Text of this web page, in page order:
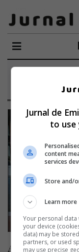
Afacerea
Jurnal de
to use
content
services
Store and/
Learn more
Your personal
your device
data) may be
partners, or used
may use precise